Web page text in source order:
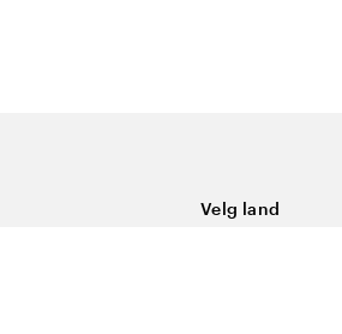
Velg land